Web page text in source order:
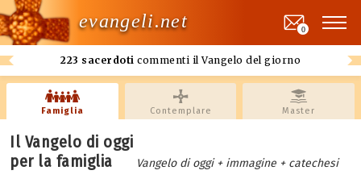
evangeli.net
223 sacerdoti commenti il Vangelo del giorno
0
Famiglia Contemplare Master
Il Vangelo di oggi
per la famiglia
Vangelo di oggi + immagine + catechesi